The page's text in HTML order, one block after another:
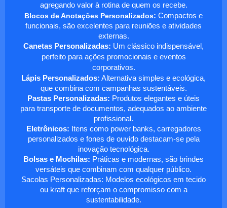
agregando valor à rotina de quem os recebe.
Blocos de Anotações Personalizados: Compactos e
funcionais, são excelentes para reuniões e atividades
externas.
Canetas Personalizadas: Um clássico indispensável,
perfeito para ações promocionais e eventos
corporativos.
Lápis Personalizados: Alternativa simples e ecológica,
que combina com campanhas sustentáveis.
Pastas Personalizadas: Produtos elegantes e úteis
para transporte de documentos, adequados ao ambiente
profissional.
Eletrônicos: Itens como power banks, carregadores
personalizados e fones de ouvido destacam-se pela
inovação tecnológica.
Bolsas e Mochilas: Práticas e modernas, são brindes
versáteis que combinam com qualquer público.
Sacolas Personalizadas: Modelos ecológicos em tecido
ou kraft que reforçam o compromisso com a
sustentabilidade.